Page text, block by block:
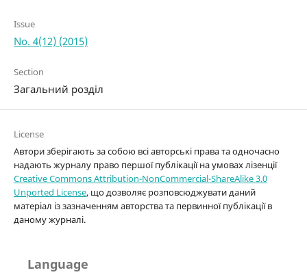
Issue
No. 4(12) (2015)
Section
Загальний розділ
License
Автори зберігають за собою всі авторські права та одночасно
надають журналу право першої публікації на умовах лізенції
Creative Commons Attribution-NonCommercial-ShareAlike 3.0
Unported License, що дозволяє розповсюджувати даний
матеріал із зазначенням авторства та первинної публікації в
даному журналі.
Language